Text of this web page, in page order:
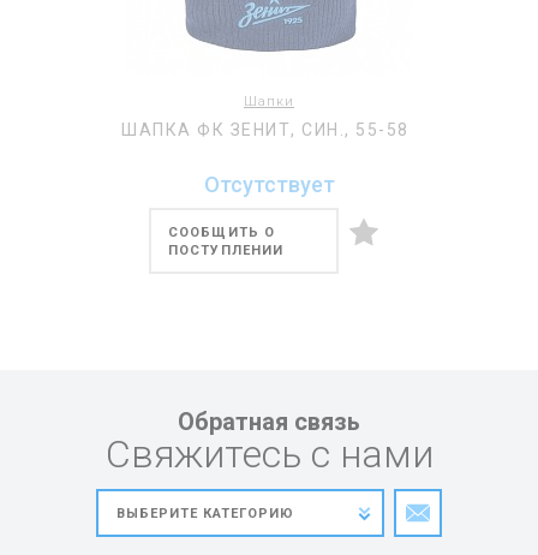
Шапки
ШАПКА ФК ЗЕНИТ, СИН., 55-58
Отсутствует
СООБЩИТЬ О
ПОСТУПЛЕНИИ
Обратная связь
Свяжитесь с нами